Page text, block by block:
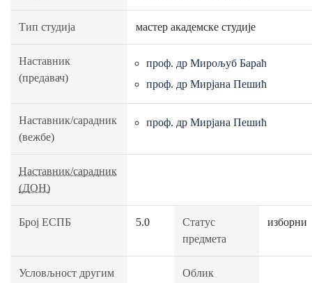
Тип студија мастер академске студије
Наставник
(предавач)
проф. др Мирољуб Бараћ
проф. др Мирјана Пешић
Наставник/сарадник
(вежбе)
проф. др Мирјана Пешић
Наставник/сарадник
(ДОН)
Број ЕСПБ 5.0
Статус
предмета
изборни
Условљност другим
Облик